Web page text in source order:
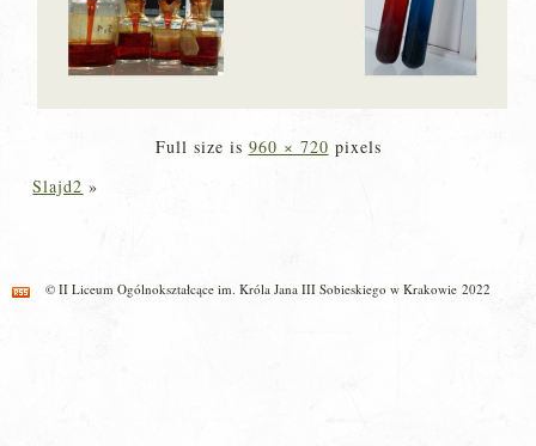
Full size is 960 × 720 pixels
Slajd2 »
© II Liceum Ogólnokształcące im. Króla Jana III Sobieskiego w Krakowie 2022